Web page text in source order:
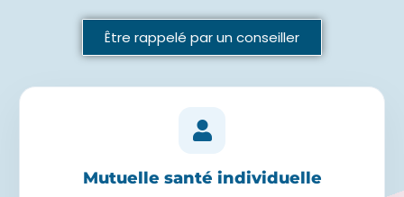
Être rappelé par un conseiller
Mutuelle santé individuelle